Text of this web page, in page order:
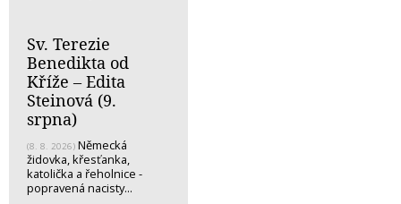
Sv. Terezie
Benedikta od
Kříže – Edita
Steinová (9.
srpna)
(8. 8. 2026) Německá
židovka, křesťanka,
katolička a řeholnice -
popravená nacisty...